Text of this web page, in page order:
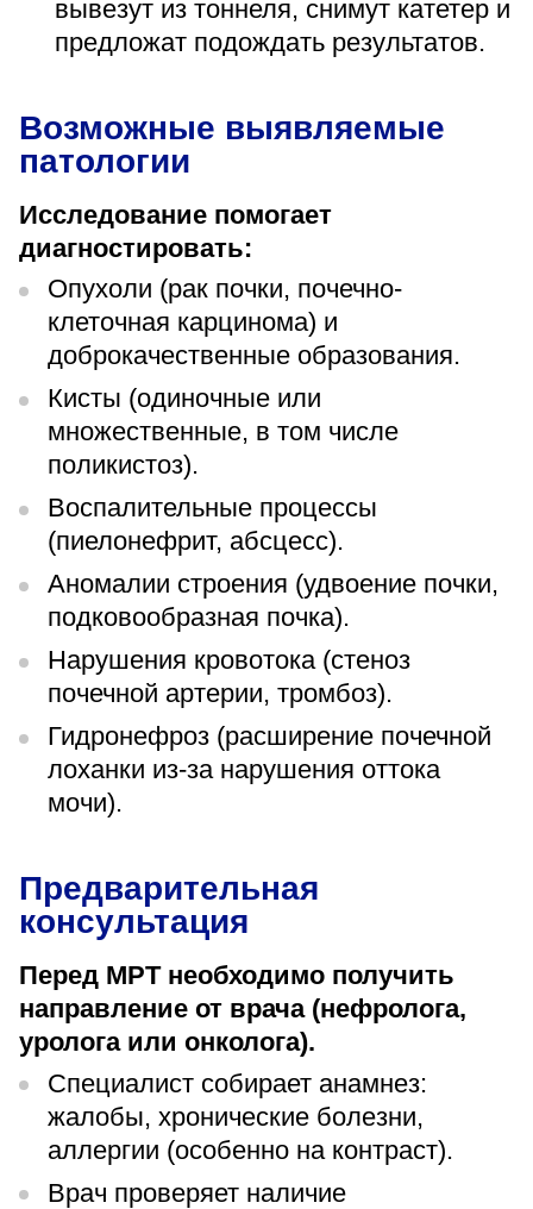
вывезут из тоннеля, снимут катетер и
предложат подождать результатов.
Возможные выявляемые
патологии
Исследование помогает
диагностировать:
Опухоли (рак почки, почечно-
клеточная карцинома) и
доброкачественные образования.
Кисты (одиночные или
множественные, в том числе
поликистоз).
Воспалительные процессы
(пиелонефрит, абсцесс).
Аномалии строения (удвоение почки,
подковообразная почка).
Нарушения кровотока (стеноз
почечной артерии, тромбоз).
Гидронефроз (расширение почечной
лоханки из-за нарушения оттока
мочи).
Предварительная
консультация
Перед МРТ необходимо получить
направление от врача (нефролога,
уролога или онколога).
Специалист собирает анамнез:
жалобы, хронические болезни,
аллергии (особенно на контраст).
Врач проверяет наличие